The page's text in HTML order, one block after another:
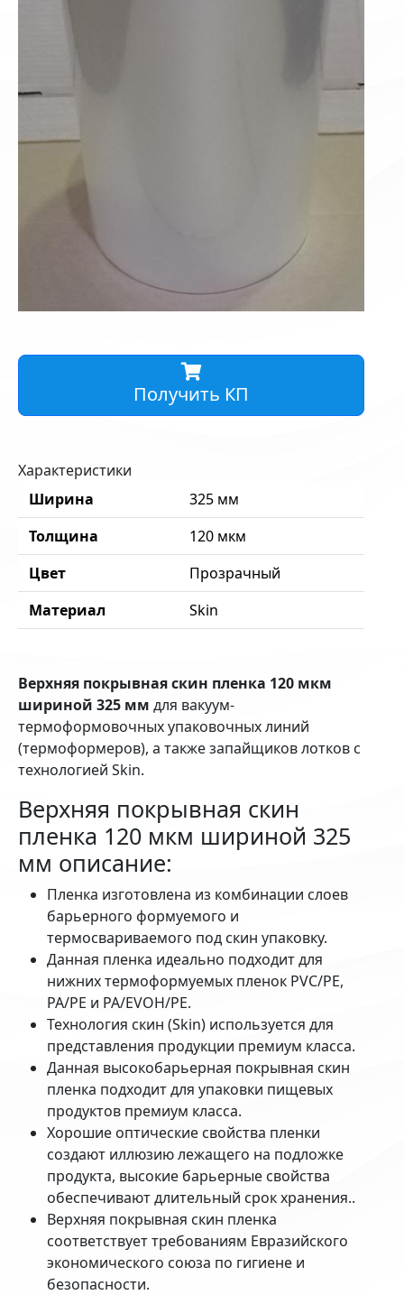
Получить КП
Характеристики
Ширина
325 мм
Толщина
120 мкм
Цвет
Прозрачный
Материал
Skin
Верхняя покрывная скин пленка 120 мкм
шириной 325 мм для вакуум-
термоформовочных упаковочных линий
(термоформеров), а также запайщиков лотков с
технологией Skin.
Верхняя покрывная скин
пленка 120 мкм шириной 325
мм описание:
Пленка изготовлена из комбинации слоев
барьерного формуемого и
термосвариваемого под скин упаковку.
Данная пленка идеально подходит для
нижних термоформуемых пленок PVC/PE,
PA/PE и PA/EVOH/PE.
Технология скин (Skin) используется для
представления продукции премиум класса.
Данная высокобарьерная покрывная скин
пленка подходит для упаковки пищевых
продуктов премиум класса.
Хорошие оптические свойства пленки
создают иллюзию лежащего на подложке
продукта, высокие барьерные свойства
обеспечивают длительный срок хранения..
Верхняя покрывная скин пленка
соответствует требованиям Евразийского
экономического союза по гигиене и
безопасности.